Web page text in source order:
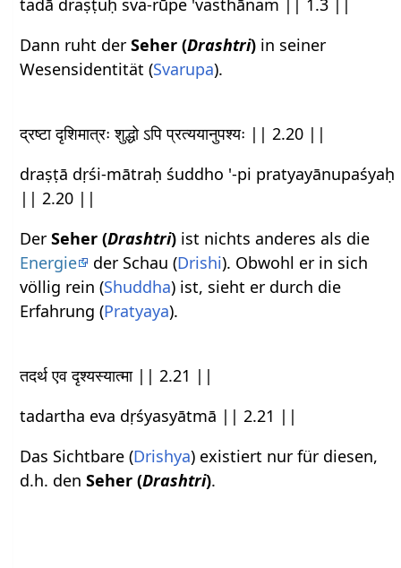
tadā draṣṭuḥ sva-rūpe 'vasthānam || 1.3 ||
Dann ruht derSeher (Drashtri) in seiner
Wesensidentität (Svarupa).
द्रष्टा दृशिमात्रः शुद्धो ऽपि प्रत्ययानुपश्यः || 2.20 ||
draṣṭā dṛśi-mātraḥ śuddho '-pi pratyayānupaśyaḥ
|| 2.20 ||
DerSeher (Drashtri) ist nichts anderes als die
Energie
der Schau (Drishi). Obwohl er in sich
völlig rein (Shuddha) ist, sieht er durch die
Erfahrung (Pratyaya).
तदर्थ एव दृश्यस्यात्मा || 2.21 ||
tadartha eva dṛśyasyātmā || 2.21 ||
Das Sichtbare (Drishya) existiert nur für diesen,
d.h. denSeher (Drashtri).